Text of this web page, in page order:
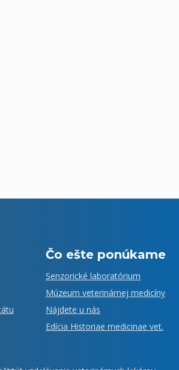
Čo ešte ponúkame
Senzorické laboratórium
Múzeum veterinárnej medicíny
Nájdete u nás
Edícia Historiae medicinae vet.